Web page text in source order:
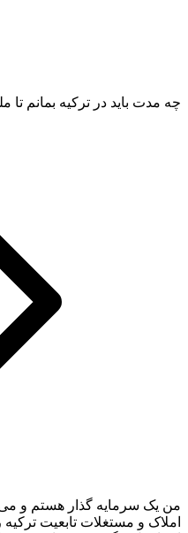
چه مدت باید در ترکیه بمانم تا
من یک سرمایه گذار هستم و
املاک و مستغلات تابعیت